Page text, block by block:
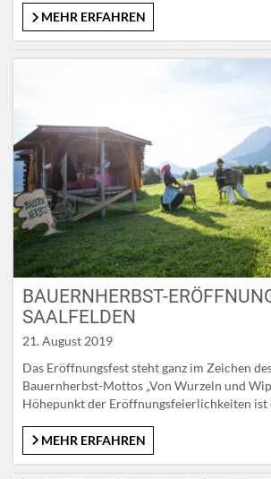
nutzen den Schwung ihrer Auftritte in ganz
Rückenwind für unsere Aktivitäten“, sagt
MEHR ERFAHREN
BAUERNHERBST-
SAALFELDEN
21. August 2019
Das Eröffnungsfest steht ganz im Zeichen
Bauernherbst-Mottos „Von Wurzeln und
Höhepunkt der Eröffnungsfeierlichkeiten ist
örtlichen Brauchtums- und Traditionsvereine
Umzug mit alten Traktoren, Pferdegespännen
MEHR ERFAHREN